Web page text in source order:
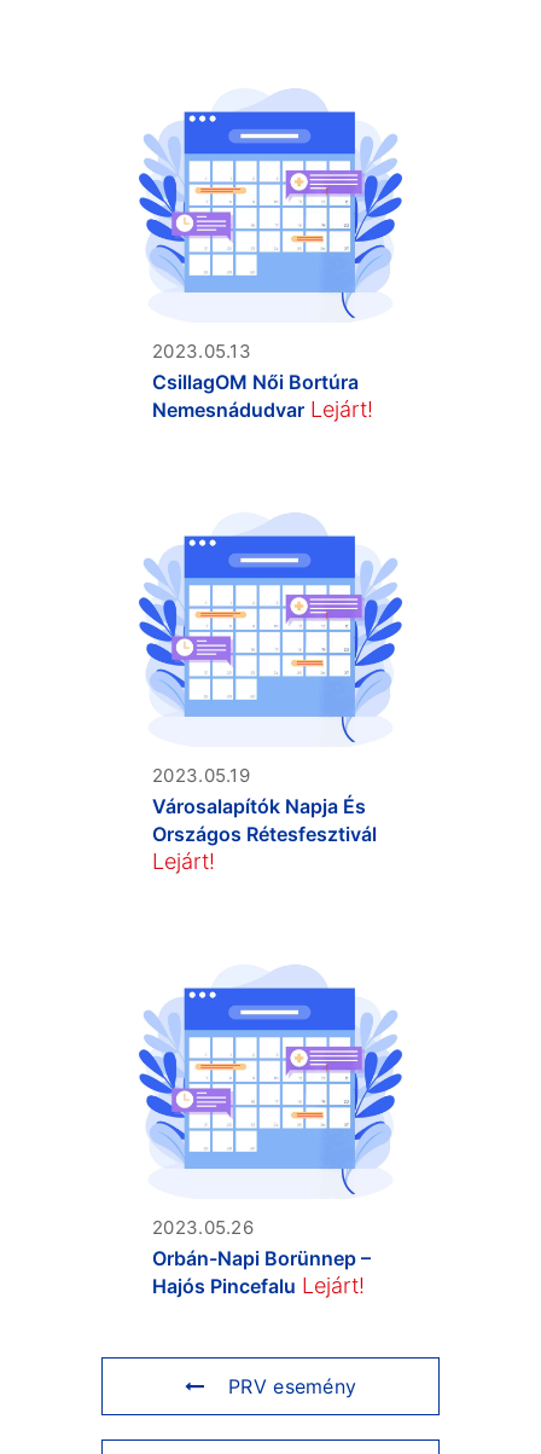
2023.05.13
CsillagOM Női Bortúra
Nemesnádudvar Lejárt!
2023.05.19
Városalapítók Napja És
Országos Rétesfesztivál
Lejárt!
2023.05.26
Orbán-Napi Borünnep –
Hajós Pincefalu Lejárt!
PRV esemény